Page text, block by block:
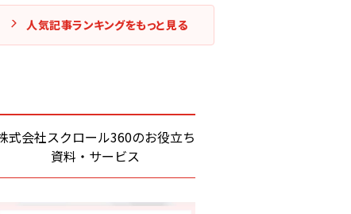
人気記事ランキングをもっと見る